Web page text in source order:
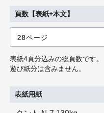
頁数【表紙+本文】
表紙4頁分込みの総頁数です。
遊び紙分は含みません。
表紙用紙